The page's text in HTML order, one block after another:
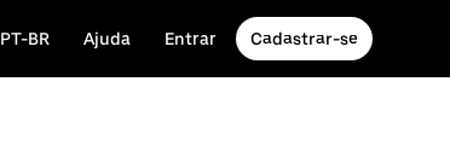
PT-BR Ajuda Entrar Cadastrar-se